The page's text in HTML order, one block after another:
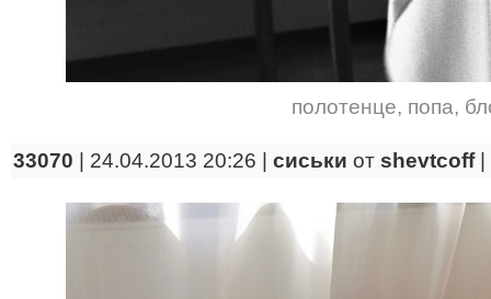
полотенце, попа,
33070 | 24.04.2013 20:26 | сиськи от shevtcoff|